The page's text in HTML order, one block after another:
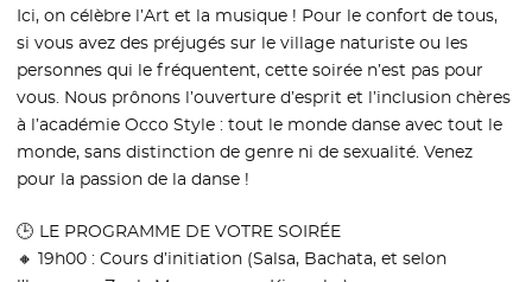
Ici, on célèbre l’Art et la musique ! Pour le confort de tous,
si vous avez des préjugés sur le village naturiste ou les
personnes qui le fréquentent, cette soirée n’est pas pour
vous. Nous prônons l’ouverture d’esprit et l’inclusion chères
à l’académie Occo Style : tout le monde danse avec tout le
monde, sans distinction de genre ni de sexualité. Venez
pour la passion de la danse !
🕒 LE PROGRAMME DE VOTRE SOIRÉE
🔸 19h00 : Cours d’initiation (Salsa, Bachata, et selon